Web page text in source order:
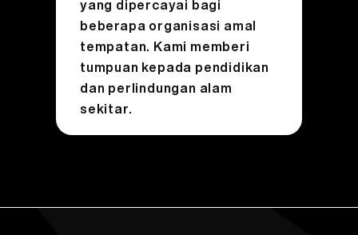
yang dipercayai bagi
beberapa organisasi amal
tempatan. Kami memberi
tumpuan kepada pendidikan
dan perlindungan alam
sekitar.